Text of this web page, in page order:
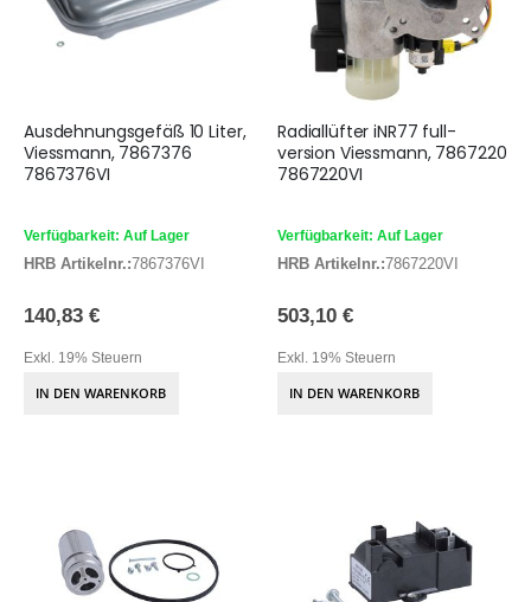
Ausdehnungsgefäß 10 Liter,
Viessmann, 7867376
7867376VI
Verfügbarkeit: Auf Lager
HRB Artikelnr.:7867376VI
140,83 €
Exkl. 19% Steuern
IN DEN WARENKORB
Radiallüfter iNR77 full-
version Viessmann, 7867220
7867220VI
Verfügbarkeit: Auf Lager
HRB Artikelnr.:7867220VI
503,10 €
Exkl. 19% Steuern
IN DEN WARENKORB